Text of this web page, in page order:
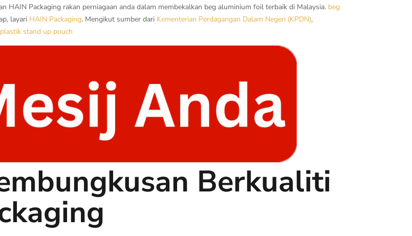
HAIN Packaging rakan perniagaan anda dalam membekalkan beg aluminium foil terbaik di Malaysia. beg
layari HAIN Packaging. Mengikut sumber dari Kementerian Perdagangan Dalam Negeri (KPDN),
stand up pouch
Berkualiti